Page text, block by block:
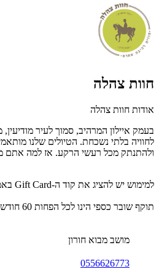
חוות צהלה
אודות חוות צהלה
בעמק איילון המרהיב, סמוך לעיר
לחוויה בלתי נשכחת. הטיולים שלנו
ולהתנתק מכל רעשי הרקע. אז למה אתם
למימוש יש להציג את קוד ה-Gift Card באמצעות SMS/מייל/דף מודפס. לפרטים נוספים:0556626773
תוקף שובר כספי הינו לכל הפחות 60 חודשים ממועד הפקתו. תוקף שובר לרכישת מוצר או שירות מסויים יהיה לכל הפחות 24 חודשים ממועד הפקתו
מושב מבוא חורון
0556626773